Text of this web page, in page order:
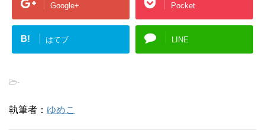
Google+ Pocket
B! はてブ LINE
-
執筆者： ゆめこ